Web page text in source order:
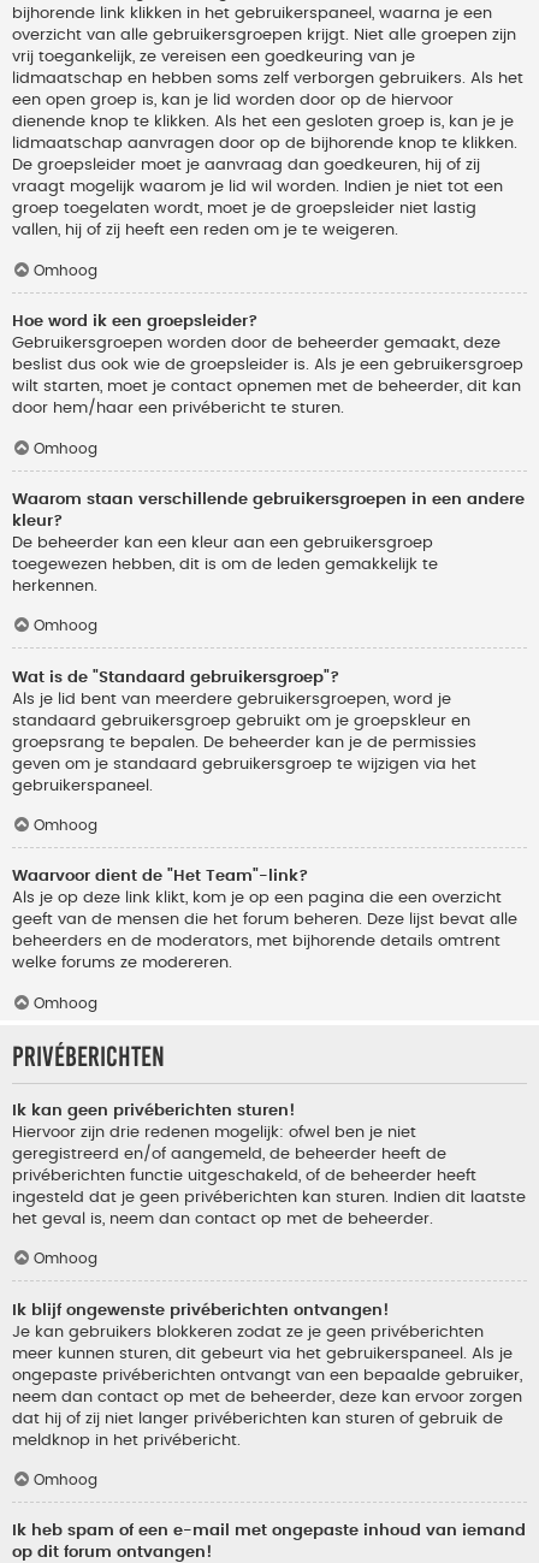
bijhorende link klikken in het gebruikerspaneel, waarna je een
overzicht van alle gebruikersgroepen krijgt. Niet alle groepen zijn
vrij toegankelijk, ze vereisen een goedkeuring van je
lidmaatschap en hebben soms zelf verborgen gebruikers. Als het
een open groep is, kan je lid worden door op de hiervoor
dienende knop te klikken. Als het een gesloten groep is, kan je je
lidmaatschap aanvragen door op de bijhorende knop te klikken.
De groepsleider moet je aanvraag dan goedkeuren, hij of zij
vraagt mogelijk waarom je lid wil worden. Indien je niet tot een
groep toegelaten wordt, moet je de groepsleider niet lastig
vallen, hij of zij heeft een reden om je te weigeren.
Omhoog
Hoe word ik een groepsleider?
Gebruikersgroepen worden door de beheerder gemaakt, deze
beslist dus ook wie de groepsleider is. Als je een gebruikersgroep
wilt starten, moet je contact opnemen met de beheerder, dit kan
door hem/haar een privébericht te sturen.
Omhoog
Waarom staan verschillende gebruikersgroepen in een andere
kleur?
De beheerder kan een kleur aan een gebruikersgroep
toegewezen hebben, dit is om de leden gemakkelijk te
herkennen.
Omhoog
Wat is de "Standaard gebruikersgroep"?
Als je lid bent van meerdere gebruikersgroepen, word je
standaard gebruikersgroep gebruikt om je groepskleur en
groepsrang te bepalen. De beheerder kan je de permissies
geven om je standaard gebruikersgroep te wijzigen via het
gebruikerspaneel.
Omhoog
Waarvoor dient de "Het Team"-link?
Als je op deze link klikt, kom je op een pagina die een overzicht
geeft van de mensen die het forum beheren. Deze lijst bevat alle
beheerders en de moderators, met bijhorende details omtrent
welke forums ze modereren.
Omhoog
Privéberichten
Ik kan geen privéberichten sturen!
Hiervoor zijn drie redenen mogelijk: ofwel ben je niet
geregistreerd en/of aangemeld, de beheerder heeft de
privéberichten functie uitgeschakeld, of de beheerder heeft
ingesteld dat je geen privéberichten kan sturen. Indien dit laatste
het geval is, neem dan contact op met de beheerder.
Omhoog
Ik blijf ongewenste privéberichten ontvangen!
Je kan gebruikers blokkeren zodat ze je geen privéberichten
meer kunnen sturen, dit gebeurt via het gebruikerspaneel. Als je
ongepaste privéberichten ontvangt van een bepaalde gebruiker,
neem dan contact op met de beheerder, deze kan ervoor zorgen
dat hij of zij niet langer privéberichten kan sturen of gebruik de
meldknop in het privébericht.
Omhoog
Ik heb spam of een e-mail met ongepaste inhoud van iemand
op dit forum ontvangen!